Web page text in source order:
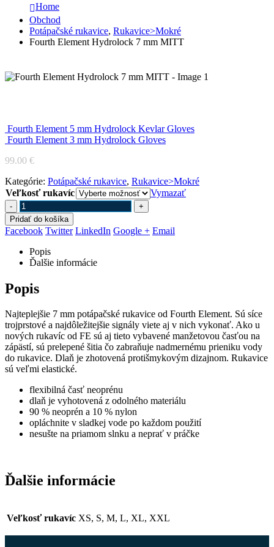
Home
Obchod
Potápačské rukavice, Rukavice>Mokré
Fourth Element Hydrolock 7 mm MITT
Fourth Element 5 mm Hydrolock Kevlar Gloves
Fourth Element 3 mm Hydrolock Gloves
99.00 €
Kategórie: Potápačské rukavice, Rukavice>Mokré
Veľkosť rukavíc
Vymazať
-
+
Pridať do košíka
Facebook Twitter LinkedIn Google + Email
Popis
Ďalšie informácie
Popis
Najteplejšie 7 mm potápačské rukavice od Fourth Element. Sú síce
trojprstové a najdôležitejšie signály viete aj v nich vykonať. Ako u
nových rukavíc od FE sú aj tieto vybavené manžetovou časťou na
zápästí, sú prelepené šitia čo zabraňuje nadmernému prieniku vody
do rukavice. Dlaň je zhotovená protišmykovým dizajnom. Rukavice
sú veľmi elastické.
flexibilná časť neoprénu
dlaň je vyhotovená z odolného materiálu
90 % neoprén a 10 % nylon
opláchnite v sladkej vode po každom použití
nesušte na priamom slnku a neprať v práčke
Ďalšie informácie
Veľkosť rukavíc XS, S, M, L, XL, XXL